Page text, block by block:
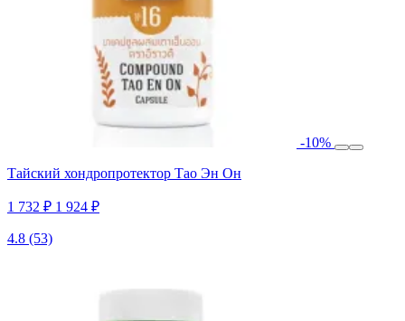
-10%
Тайский хондропротектор Тао Эн Он
1 732 ₽ 1 924 ₽
4.8 (53)